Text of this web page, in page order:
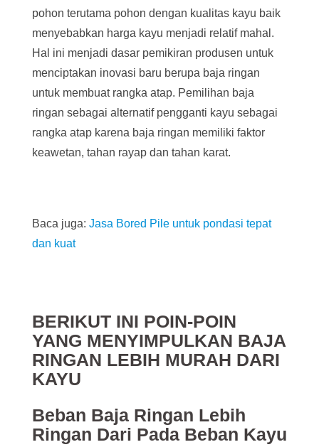
pohon terutama pohon dengan kualitas kayu baik
menyebabkan harga kayu menjadi relatif mahal.
Hal ini menjadi dasar pemikiran produsen untuk
menciptakan inovasi baru berupa baja ringan
untuk membuat rangka atap. Pemilihan baja
ringan sebagai alternatif pengganti kayu sebagai
rangka atap karena baja ringan memiliki faktor
keawetan, tahan rayap dan tahan karat.
Baca juga: Jasa Bored Pile untuk pondasi tepat
dan kuat
BERIKUT INI POIN-POIN
YANG MENYIMPULKAN BAJA
RINGAN LEBIH MURAH DARI
KAYU
Beban Baja Ringan Lebih
Ringan Dari Pada Beban Kayu